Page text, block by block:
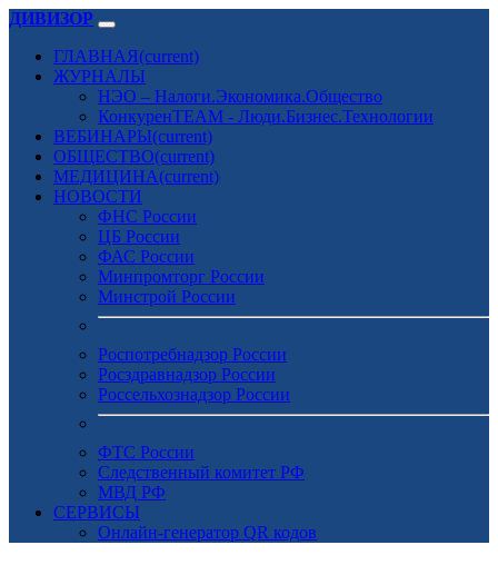
ДИВИЗОР
ГЛАВНАЯ(current)
ЖУРНАЛЫ
НЭО – Налоги.Экономика.Общество
КонкуренTEAM - Люди.Бизнес.Технологии
ВЕБИНАРЫ(current)
ОБЩЕСТВО(current)
МЕДИЦИНА(current)
НОВОСТИ
ФНС России
ЦБ России
ФАС России
Минпромторг России
Минстрой России
Роспотребнадзор России
Росздравнадзор России
Россельхознадзор России
ФТС России
Следственный комитет РФ
МВД РФ
СЕРВИСЫ
Онлайн-генератор QR кодов